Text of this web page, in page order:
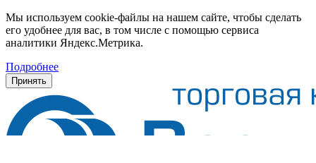
Мы используем cookie-файлы на нашем сайте, чтобы сделать
его удобнее для вас, в том числе с помощью сервиса
аналитики Яндекс.Метрика.
Подробнее
Принять